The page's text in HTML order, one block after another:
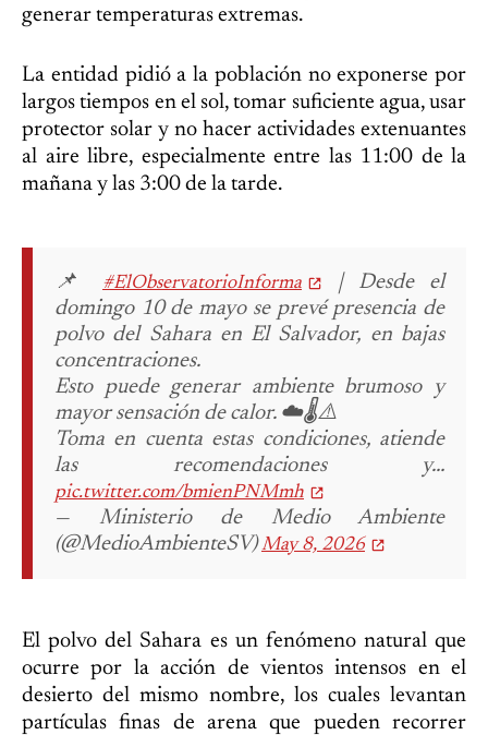
generar temperaturas extremas.
La entidad pidió a la población no exponerse por
largos tiempos en el sol, tomar suficiente agua, usar
protector solar y no hacer actividades extenuantes
al aire libre, especialmente entre las 11:00 de la
mañana y las 3:00 de la tarde.
📌 #ElObservatorioInforma
| Desde el
domingo 10 de mayo se prevé presencia de
polvo del Sahara en El Salvador, en bajas
concentraciones.
Esto puede generar ambiente brumoso y
mayor sensación de calor. ☁️🌡️⚠️
Toma en cuenta estas condiciones, atiende
las recomendaciones y…
pic.twitter.com/bmienPNMmh
— Ministerio de Medio Ambiente
(@MedioAmbienteSV)May 8, 2026
El polvo del Sahara es un fenómeno natural que
ocurre por la acción de vientos intensos en el
desierto del mismo nombre, los cuales levantan
partículas finas de arena que pueden recorrer